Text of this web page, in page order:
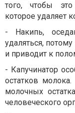
того, чтобы это
которое удаляет
- Накипь,
удаляться,
и приводит к
- Капучинатор
остатков
молочных
человеческого